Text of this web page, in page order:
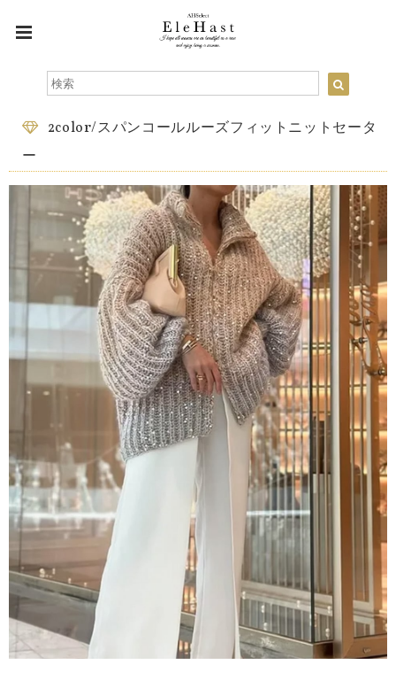
2color/スパンコールルーズフィットニットセータ
ー